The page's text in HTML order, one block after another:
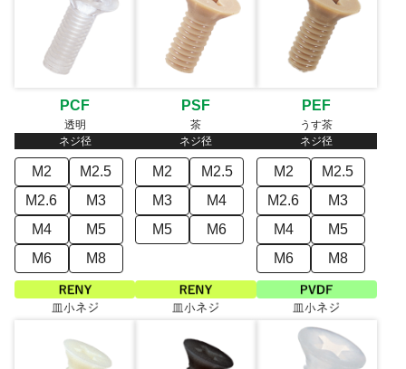
PCF
透明
ネジ径
M2
M2.5
M2.6
M3
M4
M5
M6
M8
PSF
茶
ネジ径
M2
M2.5
M3
M4
M5
M6
PEF
うす茶
ネジ径
M2
M2.5
M2.6
M3
M4
M5
M6
M8